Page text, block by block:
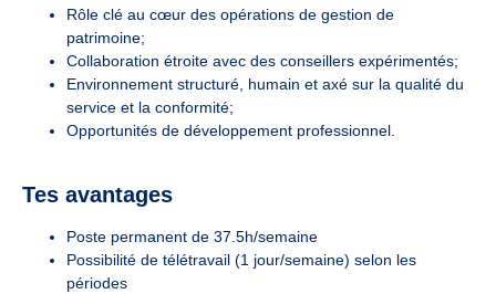
Rôle clé au cœur des opérations de gestion de
patrimoine;
Collaboration étroite avec des conseillers expérimentés;
Environnement structuré, humain et axé sur la qualité du
service et la conformité;
Opportunités de développement professionnel.
Tes avantages
Poste permanent de 37.5h/semaine
Possibilité de télétravail (1 jour/semaine) selon les
périodes